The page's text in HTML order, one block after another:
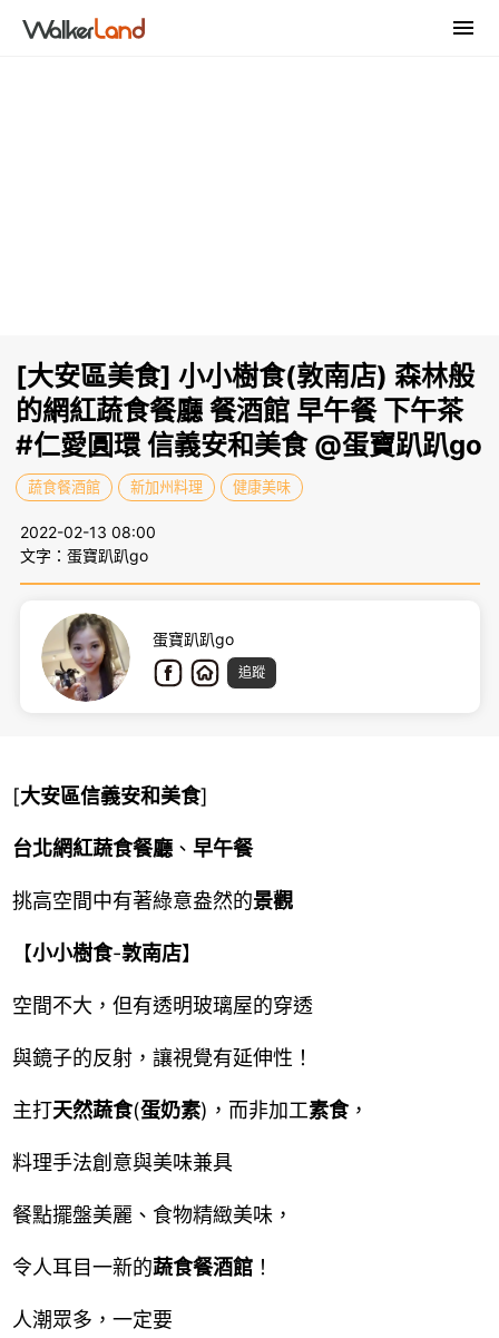
[大安區美食] 小小樹食(敦南店) 森林般
的網紅蔬食餐廳 餐酒館 早午餐 下午茶
#仁愛圓環 信義安和美食 @蛋寶趴趴go
蔬食餐酒館 新加州料理 健康美味
2022-02-13 08:00
文字：蛋寶趴趴go
蛋寶趴趴go
追蹤
[大安區信義安和美食]
台北網紅蔬食餐廳、 早午餐
挑高空間中有著綠意盎然的景觀
【小小樹食-敦南店】
空間不大，但有透明玻璃屋的穿透
與鏡子的反射，讓視覺有延伸性！
主打天然蔬食(蛋奶素)，而非加工素食，
料理手法創意與美味兼具
餐點擺盤美麗、食物精緻美味，
令人耳目一新的蔬食餐酒館！
人潮眾多，一定要